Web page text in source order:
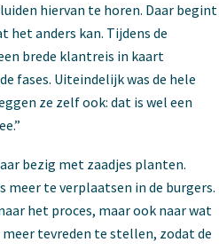
hiervan te horen. Daar begint
het anders kan. Tijdens de
brede klantreis in kaart
fases. Uiteindelijk was de hele
ze zelf ook: dat is wel een
bezig met zaadjes planten.
meer te verplaatsen in de burgers.
het proces, maar ook naar wat
tevreden te stellen, zodat de